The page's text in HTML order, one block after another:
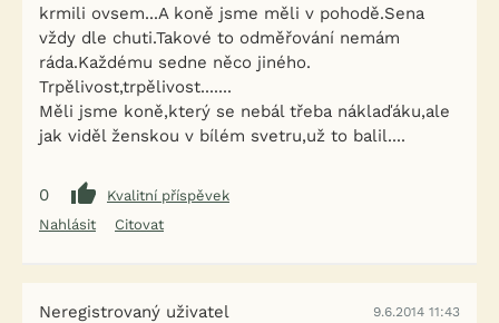
krmili ovsem...A koně jsme měli v pohodě.Sena
vždy dle chuti.Takové to odměřování nemám
ráda.Každému sedne něco jiného.
Trpělivost,trpělivost.......
Měli jsme koně,který se nebál třeba náklaďáku,ale
jak viděl ženskou v bílém svetru,už to balil....
0
Kvalitní příspěvek
Nahlásit
Citovat
Neregistrovaný uživatel 9.6.2014 11:43